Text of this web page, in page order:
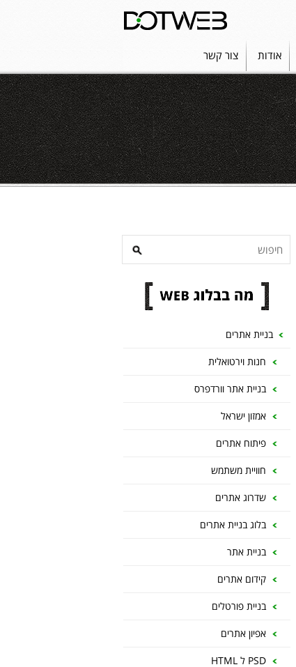
אודות צור קשר
בניית אתרים
חנות וירטואלית
בניית אתר וורדפרס
אמזון ישראל
פיתוח אתרים
חוויית משתמש
שדרוג אתרים
בלוג בניית אתרים
בניית אתר
קידום אתרים
בניית פורטלים
אפיון אתרים
PSD ל HTML